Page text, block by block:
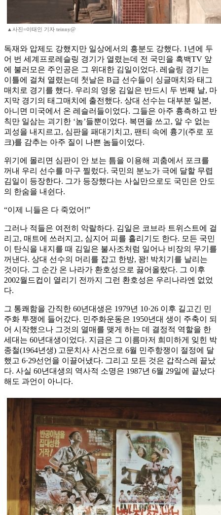
▲사진=이태인 기자 teinny@
독재와 압제도 강했지만 일상에서의 흥분도 강했다. 1년에 두
어 번 세계프로레슬링 경기가 열렸는데 전 국민을 흑백TV 앞
에 불러모은 주인공은 그 위대한 김일이었다. 레슬링 경기는
이틀에 걸쳐 열렸는데 첫날은 B급 선수들이 싱글매치와 태그
매치로 경기를 했다. 우리의 영웅 김일은 반드시 두 번째 날, 마
지막 경기의 태그매치에 출전했다. 상대 선수는 대부분 일본,
아니면 미국에서 온 레슬러들이었다. 그들은 아주 흉측하고 반
칙만 일삼는 괴기한 ‘놈’들뿐이었다. 복면을 쓰고, 알 수 없는
괴성을 내지르고, 심판을 패대기치고, 팬티 속에 흉기(주로 포
크)를 감추는 아주 질이 나쁜 놈들이었다.
위기에 몰리면 심판이 안 보는 틈을 이용해 괴춤에서 포크를
꺼내 우리 선수를 마구 찔렀다. 국민의 분노가 극에 달할 무렵
김일이 등장한다. 그가 등장했다는 사실만으로도 국민은 안도
의 한숨을 내쉰다.
“이제 니들은 다 죽었어!”
그러나 적들은 여전히 악랄하다. 김일은 코브라 트위스트에 걸
리고, 매트에 쓰러지고, 심지어 피를 흘리기도 한다. 모든 국민
이 탄식을 내지를 때 김일은 불사조처럼 일어나 비장의 무기를
꺼낸다. 상대 선수의 머리를 잡고 한방, 꽝! 박치기를 날리는
것이다. 그 순간 온 나라가 환호성으로 끓어올랐다. 그 이후
2002월드컵이 열리기 전까지 그런 환호성은 우리나라엔 없었
다.
그 통쾌함을 간직한 60년대생은 1979년 10·26 이후 길고긴 민
주화 투쟁에 들어갔다. 민주화운동은 1950년대 생이 주축이 되
어 시작했으나 그것의 열매를 맺게 하는 데 결정적 역할을 한
세대는 60년대생이었다. 지금은 그 이름마저 희미하게 잊힌 박
종철(1964년생) 고문치사 사건으로 6월 민주항쟁이 절정에 달
했고 6·29선언을 이끌어냈다. 그리고 모든 것은 갑작스레 끝났
다. 사실 60년대생의 역사적 소명은 1987년 6월 29일에 끝났다
해도 과언이 아니다.